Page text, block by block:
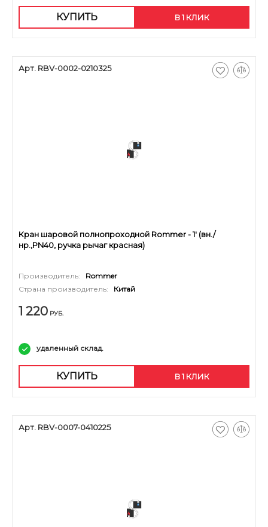
КУПИТЬ В 1 КЛИК
Арт. RBV-0002-0210325
Кран шаровой полнопроходной Rommer - 1' (вн./
нр.,PN40, ручка рычаг красная)
Производитель:
Rommer
Страна производитель:
Китай
1 220 РУБ.
удаленный склад.
КУПИТЬ В 1 КЛИК
Арт. RBV-0007-0410225